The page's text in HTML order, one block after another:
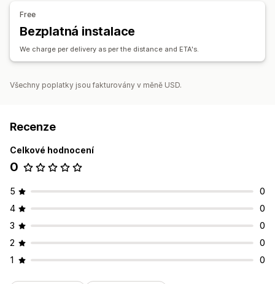
Free
Bezplatná instalace
We charge per delivery as per the distance and ETA's.
Všechny poplatky jsou fakturovány v měně USD.
Recenze
Celkové hodnocení
0
5
0
4
0
3
0
2
0
1
0